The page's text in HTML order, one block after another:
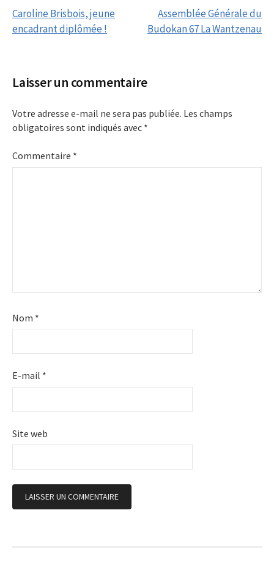
navigation
Caroline Brisbois, jeune
encadrant diplômée !
Assemblée Générale du
Budokan 67 La Wantzenau
Laisser un commentaire
Votre adresse e-mail ne sera pas publiée. Les champs
obligatoires sont indiqués avec *
Commentaire *
Nom *
E-mail *
Site web